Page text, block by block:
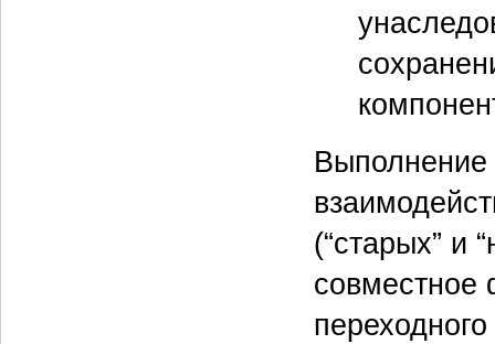
Выполнение
(“старых” и
совместное